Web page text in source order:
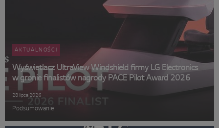
AKTUALNOŚCI
Wyświetlacz UltraView Windshield firmy LG Electronics
w gronie finalistów nagrody PACE Pilot Award 2026
28 lipca 2026
Podsumowanie